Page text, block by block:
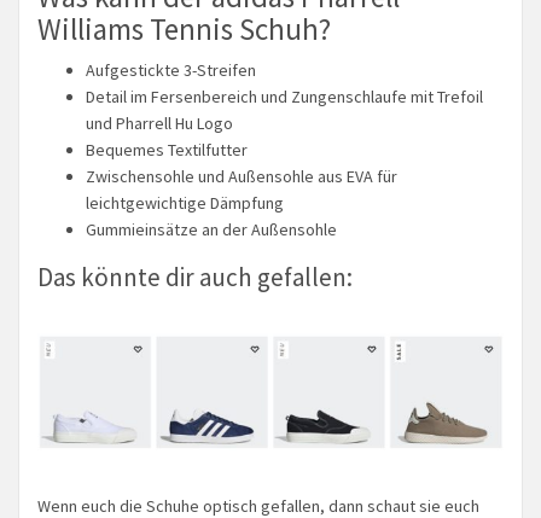
Williams Tennis Schuh?
Aufgestickte 3-Streifen
Detail im Fersenbereich und Zungenschlaufe mit Trefoil
und Pharrell Hu Logo
Bequemes Textilfutter
Zwischensohle und Außensohle aus EVA für
leichtgewichtige Dämpfung
Gummieinsätze an der Außensohle
Das könnte dir auch gefallen:
Wenn euch die Schuhe optisch gefallen, dann schaut sie euch